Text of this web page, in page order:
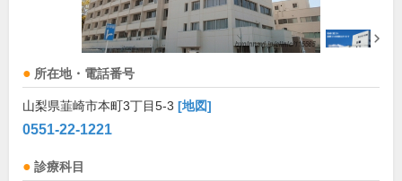
所在地・電話番号
山梨県韮崎市本町3丁目5-3 [地図]
0551-22-1221
診療科目